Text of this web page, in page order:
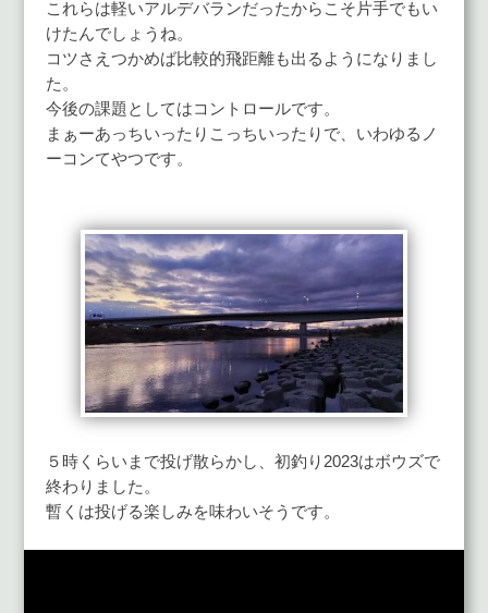
これらは軽いアルデバランだったからこそ片手でもい
けたんでしょうね。
コツさえつかめば比較的飛距離も出るようになりまし
た。
今後の課題としてはコントロールです。
まぁーあっちいったりこっちいったりで、いわゆるノ
ーコンてやつです。
５時くらいまで投げ散らかし、初釣り2023はボウズで
終わりました。
暫くは投げる楽しみを味わいそうです。